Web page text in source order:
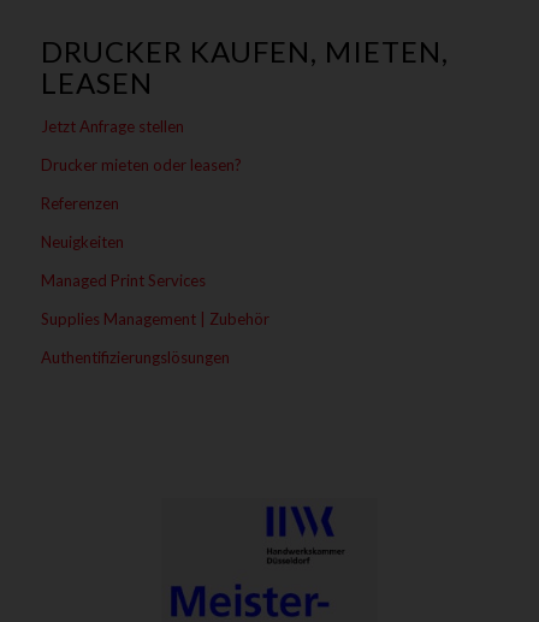
DRUCKER KAUFEN, MIETEN,
LEASEN
Jetzt Anfrage stellen
Drucker mieten oder leasen?
Referenzen
Neuigkeiten
Managed Print Services
Supplies Management | Zubehör
Authentifizierungslösungen